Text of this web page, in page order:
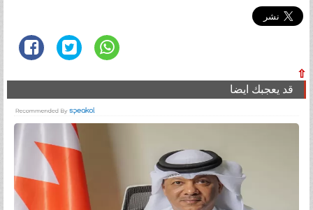
⇧
قد يعجبك ايضا